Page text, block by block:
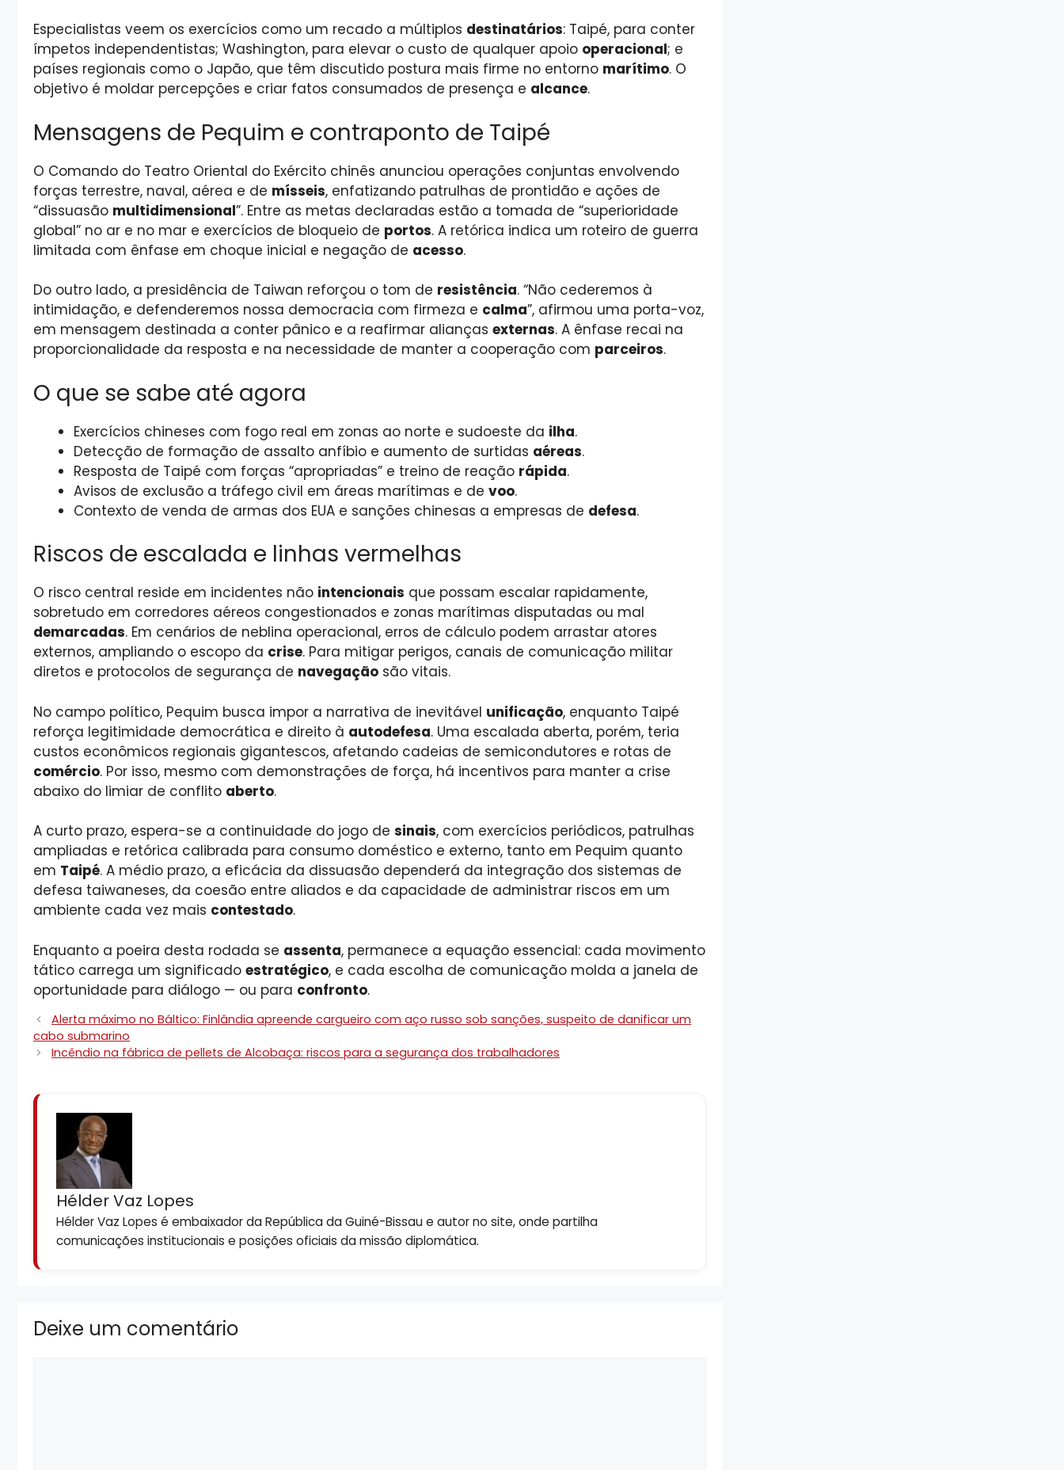
Especialistas veem os exercícios como um recado a múltiplos destinatários: Taipé, para conter
ímpetos independentistas; Washington, para elevar o custo de qualquer apoio operacional; e
países regionais como o Japão, que têm discutido postura mais firme no entorno marítimo. O
objetivo é moldar percepções e criar fatos consumados de presença e alcance.
Mensagens de Pequim e contraponto de Taipé
O Comando do Teatro Oriental do Exército chinês anunciou operações conjuntas envolvendo
forças terrestre, naval, aérea e de mísseis, enfatizando patrulhas de prontidão e ações de
“dissuasão multidimensional”. Entre as metas declaradas estão a tomada de “superioridade
global” no ar e no mar e exercícios de bloqueio de portos. A retórica indica um roteiro de guerra
limitada com ênfase em choque inicial e negação de acesso.
Do outro lado, a presidência de Taiwan reforçou o tom de resistência. “Não cederemos à
intimidação, e defenderemos nossa democracia com firmeza e calma”, afirmou uma porta-voz,
em mensagem destinada a conter pânico e a reafirmar alianças externas. A ênfase recai na
proporcionalidade da resposta e na necessidade de manter a cooperação com parceiros.
O que se sabe até agora
Exercícios chineses com fogo real em zonas ao norte e sudoeste da ilha.
Detecção de formação de assalto anfíbio e aumento de surtidas aéreas.
Resposta de Taipé com forças “apropriadas” e treino de reação rápida.
Avisos de exclusão a tráfego civil em áreas marítimas e de voo.
Contexto de venda de armas dos EUA e sanções chinesas a empresas de defesa.
Riscos de escalada e linhas vermelhas
O risco central reside em incidentes não intencionais que possam escalar rapidamente,
sobretudo em corredores aéreos congestionados e zonas marítimas disputadas ou mal
demarcadas. Em cenários de neblina operacional, erros de cálculo podem arrastar atores
externos, ampliando o escopo da crise. Para mitigar perigos, canais de comunicação militar
diretos e protocolos de segurança de navegação são vitais.
No campo político, Pequim busca impor a narrativa de inevitável unificação, enquanto Taipé
reforça legitimidade democrática e direito à autodefesa. Uma escalada aberta, porém, teria
custos econômicos regionais gigantescos, afetando cadeias de semicondutores e rotas de
comércio. Por isso, mesmo com demonstrações de força, há incentivos para manter a crise
abaixo do limiar de conflito aberto.
A curto prazo, espera-se a continuidade do jogo de sinais, com exercícios periódicos, patrulhas
ampliadas e retórica calibrada para consumo doméstico e externo, tanto em Pequim quanto
em Taipé. A médio prazo, a eficácia da dissuasão dependerá da integração dos sistemas de
defesa taiwaneses, da coesão entre aliados e da capacidade de administrar riscos em um
ambiente cada vez mais contestado.
Enquanto a poeira desta rodada se assenta, permanece a equação essencial: cada movimento
tático carrega um significado estratégico, e cada escolha de comunicação molda a janela de
oportunidade para diálogo — ou para confronto.
Alerta máximo no Báltico: Finlândia apreende cargueiro com aço russo sob sanções, suspeito de danificar um
cabo submarino
Incêndio na fábrica de pellets de Alcobaça: riscos para a segurança dos trabalhadores
Hélder Vaz Lopes
Hélder Vaz Lopes é embaixador da República da Guiné-Bissau e autor no site, onde partilha
comunicações institucionais e posições oficiais da missão diplomática.
Deixe um comentário